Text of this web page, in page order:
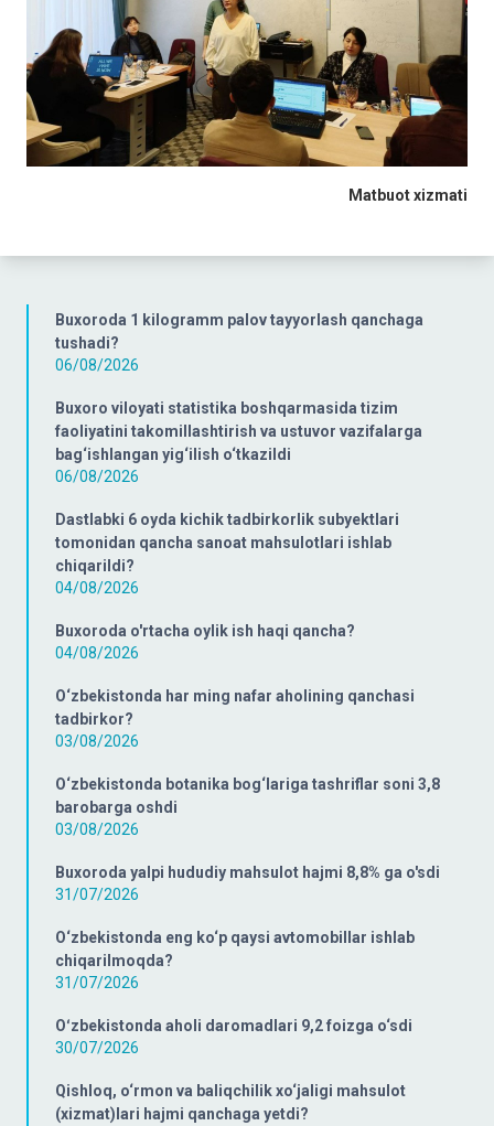
Buxoroda 1 kilogramm palov tayyorlash qanchaga
tushadi?
06/08/2026
Buxoro viloyati statistika boshqarmasida tizim
faoliyatini takomillashtirish va ustuvor vazifalarga
bag‘ishlangan yig‘ilish o‘tkazildi
06/08/2026
Dastlabki 6 oyda kichik tadbirkorlik subyektlari
tomonidan qancha sanoat mahsulotlari ishlab
chiqarildi?
04/08/2026
Buxoroda o'rtacha oylik ish haqi qancha?
04/08/2026
O‘zbekistonda har ming nafar aholining qanchasi
tadbirkor?
03/08/2026
O‘zbekistonda botanika bog‘lariga tashriflar soni 3,8
barobarga oshdi
03/08/2026
Buxoroda yalpi hududiy mahsulot hajmi 8,8% ga o'sdi
31/07/2026
O‘zbekistonda eng ko‘p qaysi avtomobillar ishlab
chiqarilmoqda?
31/07/2026
Oʻzbekistonda aholi daromadlari 9,2 foizga o‘sdi
30/07/2026
Qishloq, o‘rmon va baliqchilik xo‘jaligi mahsulot
(xizmat)lari hajmi qanchaga yetdi?
Matbuotxizmati